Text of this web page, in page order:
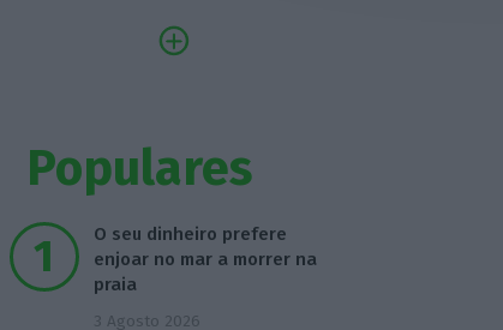
Populares
O seu dinheiro prefere
enjoar no mar a morrer na
praia
3 Agosto 2026